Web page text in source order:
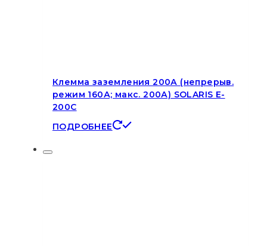
Клемма заземления 200А (непрерыв.
режим 160А; макс. 200А) SOLARIS E-
200C
ПОДРОБНЕЕ